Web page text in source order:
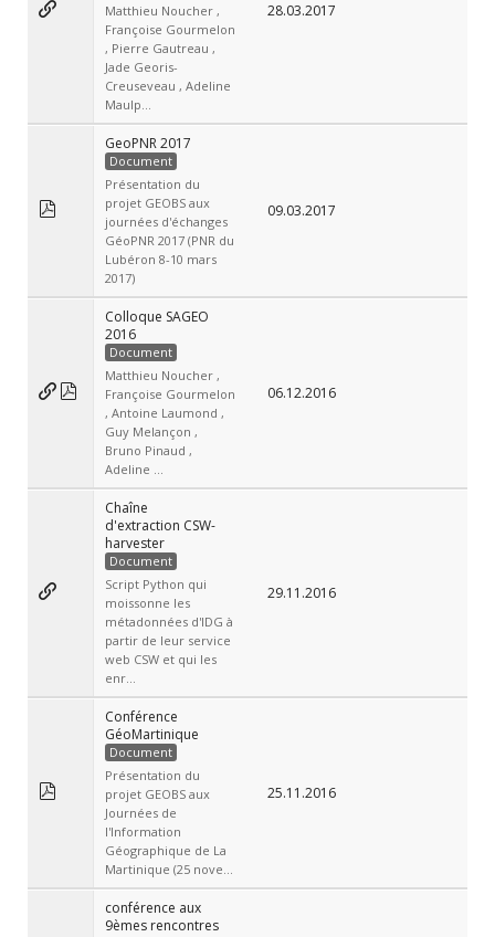
Matthieu Noucher ,
Françoise Gourmelon
, Pierre Gautreau ,
Jade Georis-
Creuseveau , Adeline
Maulp...
28.03.2017
GeoPNR 2017
Document
Présentation du
projet GEOBS aux
journées d'échanges
GéoPNR 2017 (PNR du
Lubéron 8-10 mars
2017)
09.03.2017
Colloque SAGEO
2016
Document
Matthieu Noucher ,
Françoise Gourmelon
, Antoine Laumond ,
Guy Melançon ,
Bruno Pinaud ,
Adeline ...
06.12.2016
Chaîne
d'extraction CSW-
harvester
Document
Script Python qui
moissonne les
métadonnées d'IDG à
partir de leur service
web CSW et qui les
enr...
29.11.2016
Conférence
GéoMartinique
Document
Présentation du
projet GEOBS aux
Journées de
l'Information
Géographique de La
Martinique (25 nove...
25.11.2016
conférence aux
9èmes rencontres